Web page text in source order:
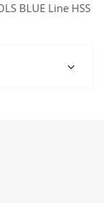
BLUE Line HSS